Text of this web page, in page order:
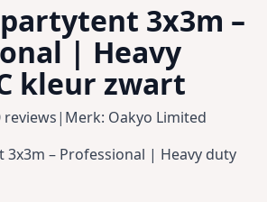
3x3m –
| Heavy
kleur zwart
reviews| Merk: Oakyo Limited
3x3m – Professional | Heavy duty